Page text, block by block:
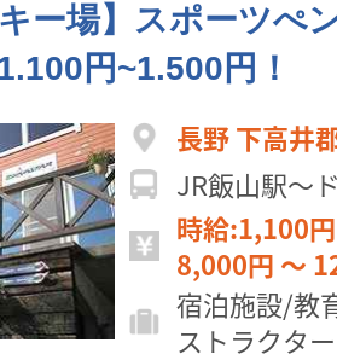
キー場】スポーツぺ
円~1.500円！
長野 下高井
JR飯山駅〜
時給:1,100
8,000円 ～
宿泊施設/教
ストラクター